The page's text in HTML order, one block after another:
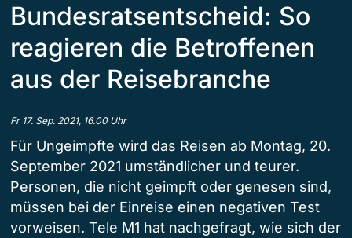
Bundesratsentscheid: So
reagieren die Betroffenen
aus der Reisebranche
Fr 17. Sep. 2021, 16.00 Uhr
Für Ungeimpfte wird das Reisen ab Montag, 20.
September 2021 umständlicher und teurer.
Personen, die nicht geimpft oder genesen sind,
müssen bei der Einreise einen negativen Test
vorweisen. Tele M1 hat nachgefragt, wie sich der